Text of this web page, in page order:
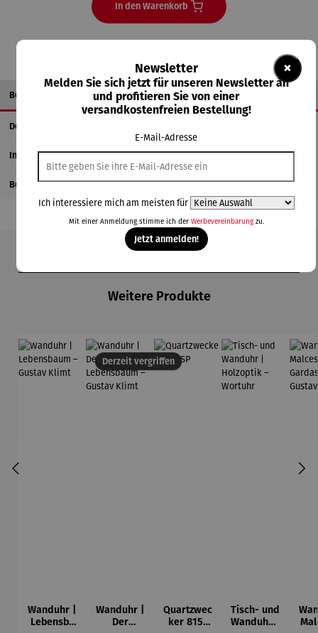
In den Warenkorb
Beschreibung
Details
Informationen zum Hersteller
Bewertungen
Weitere Produkte
Wanduhr |
Lebensba
Derzeit vergriffen
Wanduhr |
Der
Quartzwec
ker 815-
Tisch- und
Wanduhr |
×
Newsletter
Melden Sie sich jetzt für unseren Newsletter an
und profitieren Sie von einer
versandkostenfreien Bestellung!
E-Mail-Adresse
Ich interessiere mich am meisten für
Mit einer Anmeldung stimme ich der Werbevereinbarungzu.
Jetzt anmelden!